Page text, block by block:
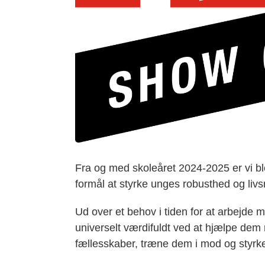
Fra og med skoleåret 2024-2025 er vi
formål at styrke unges robusthed og
Ud over et behov i tiden for at arbejde
universelt værdifuldt ved at hjælpe dem
fællesskaber, træne dem i mod og